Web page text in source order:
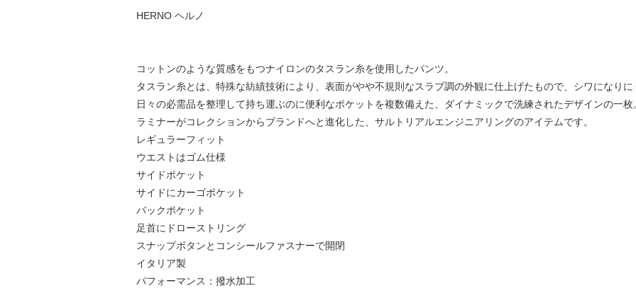
HERNO ヘルノ
コットンのような質感をもつナイロンのタスラン糸を使用したパンツ。
タスラン糸とは、特殊な紡績技術により、表面がやや不規則なスラブ調の外観に仕上げたもので、シワになり
日々の必需品を整理して持ち運ぶのに便利なポケットを複数備えた、ダイナミックで洗練されたデザインの一枚
ラミナーがコレクションからブランドへと進化した、サルトリアルエンジニアリングのアイテムです。
レギュラーフィット
ウエストはゴム仕様
サイドポケット
サイドにカーゴポケット
バックポケット
足首にドローストリング
スナップボタンとコンシールファスナーで開閉
イタリア製
パフォーマンス：撥水加工